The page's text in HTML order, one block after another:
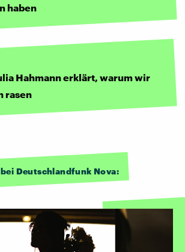
haben
Hahmann erklärt, warum wir
rasen
Deutschlandfunk Nova: